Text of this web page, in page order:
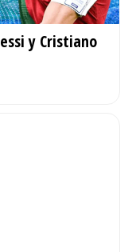
y Cristiano